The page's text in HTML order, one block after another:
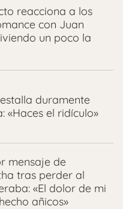
reacciona a los
con Juan
un poco la
duramente
«Haces el ridículo»
mensaje de
tras perder al
«El dolor de mi
añicos»